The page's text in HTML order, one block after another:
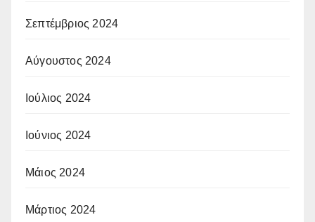
Σεπτέμβριος 2024
Αύγουστος 2024
Ιούλιος 2024
Ιούνιος 2024
Μάιος 2024
Μάρτιος 2024